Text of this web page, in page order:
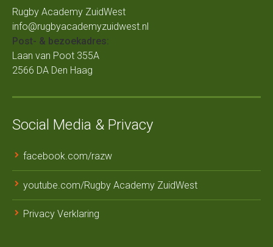
Rugby Academy ZuidWest
info@rugbyacademyzuidwest.nl
Post- & bezoekadres:
Laan van Poot 355A
2566 DA Den Haag
Social Media & Privacy
facebook.com/razw
youtube.com/Rugby Academy ZuidWest
Privacy Verklaring